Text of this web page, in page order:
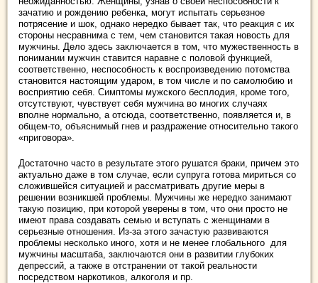
зачатию и рождению ребенка, могут испытать серьезное
потрясение и шок, однако нередко бывает так, что реакция с их
стороны несравнима с тем, чем становится такая новость для
мужчины. Дело здесь заключается в том, что мужественность в
понимании мужчин ставится наравне с половой функцией,
соответственно, неспособность к воспроизведению потомства
становится настоящим ударом, в том числе и по самолюбию и
восприятию себя. Симптомы мужского бесплодия, кроме того,
отсутствуют, чувствует себя мужчина во многих случаях
вполне нормально, а отсюда, соответственно, появляется и, в
общем-то, объяснимый гнев и раздражение относительно такого
«приговора».
Достаточно часто в результате этого рушатся браки, причем это
актуально даже в том случае, если супруга готова мириться со
сложившейся ситуацией и рассматривать другие меры в
решении возникшей проблемы. Мужчины же нередко занимают
такую позицию, при которой уверены в том, что они просто не
имеют права создавать семью и вступать с женщинами в
серьезные отношения. Из-за этого зачастую развиваются
проблемы несколько иного, хотя и не менее глобального для
мужчины масштаба, заключаются они в развитии глубоких
депрессий, а также в отстранении от такой реальности
посредством наркотиков, алкоголя и пр.